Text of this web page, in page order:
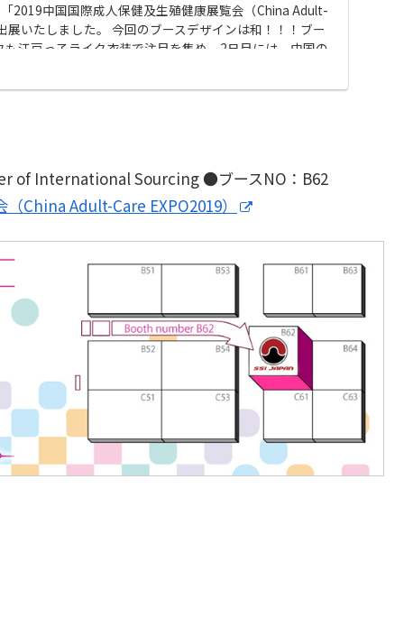
2019中国国際成人保健及生殖健康展覧会（China Adult-
展いたしました。 今回のブースデザインは和！！！ブー
江戸っ子ライク衣装で注目を集め、2日目には、中国の
of International Sourcing ●ブースNO：B62
China Adult-Care EXPO2019）